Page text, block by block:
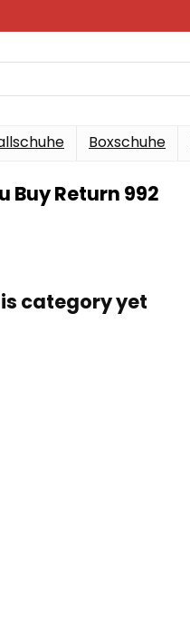
Boxschuhe
Buy Return 992
category yet